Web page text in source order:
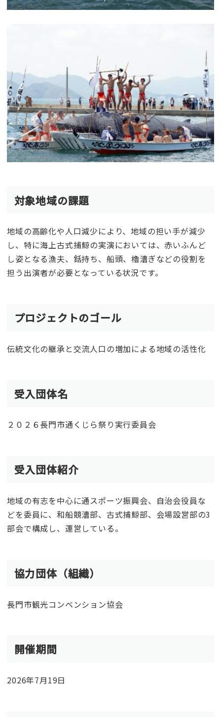
対象地域の課題
地域の高齢化や人口減少により、地域の担い手が減少
し、特に海上古式捕鯨の実演においては、赤いふんど
し姿となる漁夫、銛持ち、船頭、櫓漕ぎなどの役割を
担う出演者が必要となっている状況です。
プロジェクトのゴール
伝統文化の継承と交流人口の増加による地域の活性化
受入団体名
２０２６長門市通くじら祭り実行委員会
受入団体紹介
地域の有志を中心に通スポーツ振興会、自治会役員な
どを委員に、和船競漕部、古式捕鯨部、会場設営部の3
部会で構成し、運営している。
協力団体（組織）
長門市観光コンベンション協会
開催期間
2026年7月19日